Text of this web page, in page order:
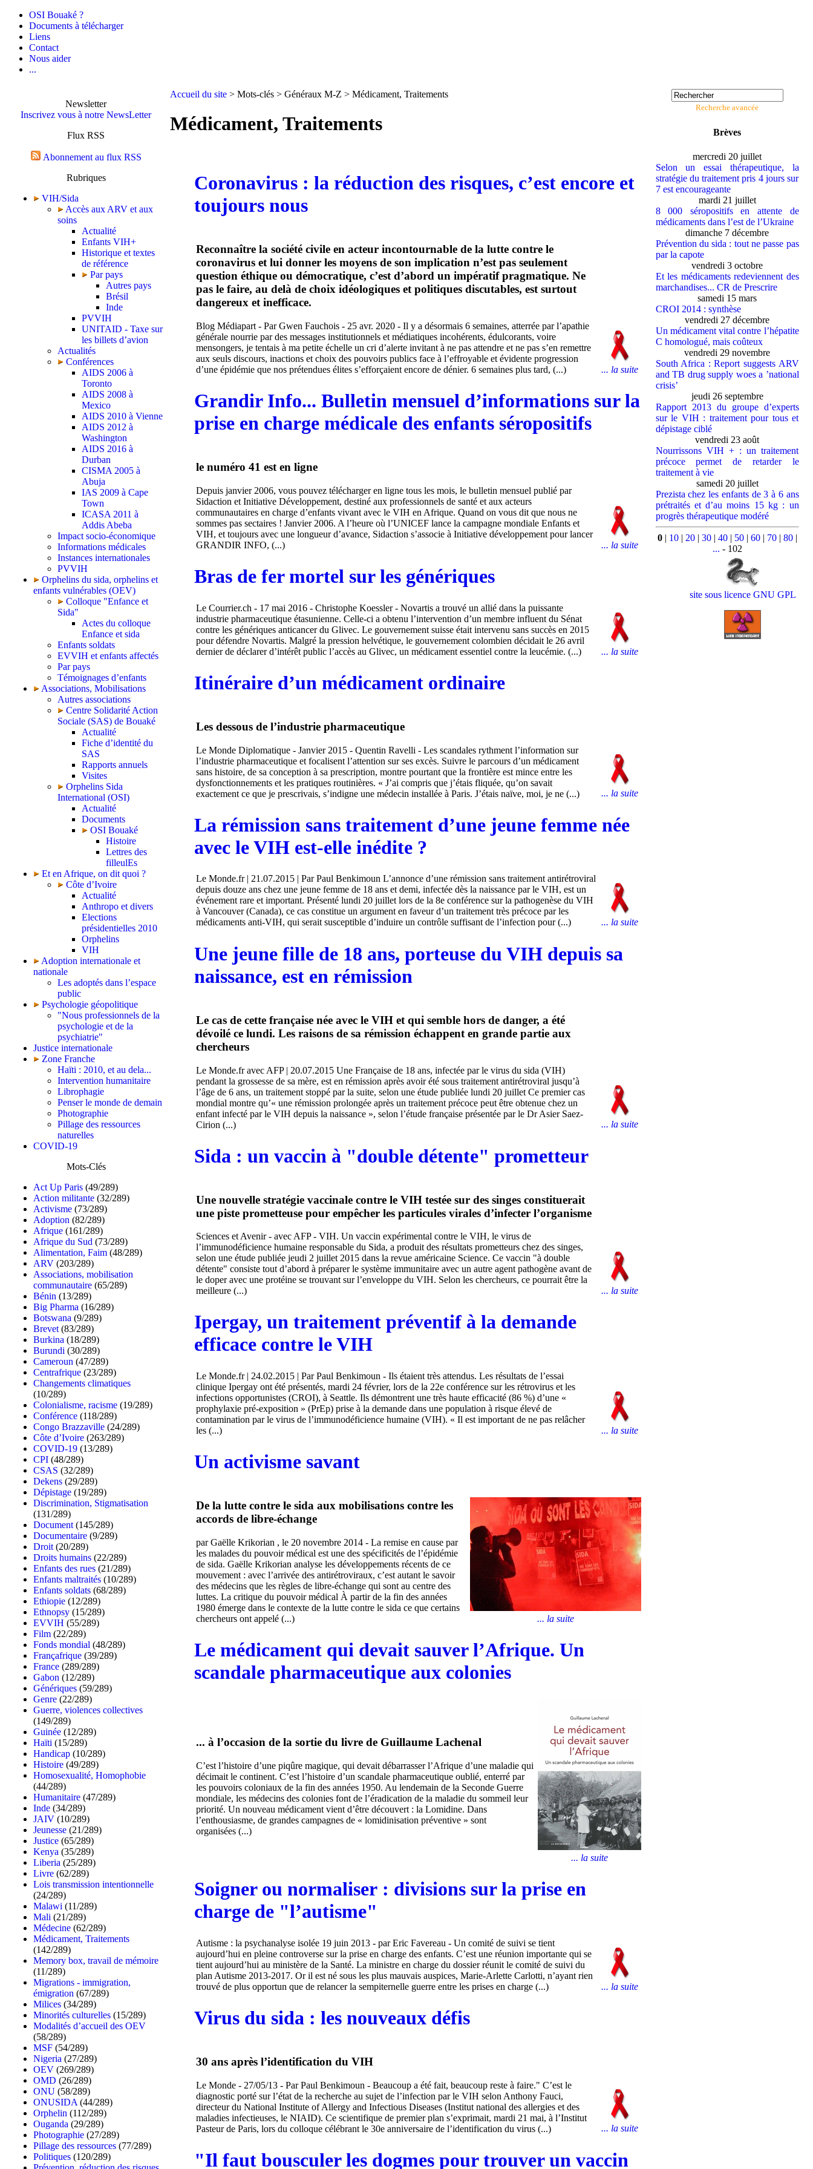
OSI Bouaké ?
Documents à télécharger
Liens
Contact
Nous aider
...
Newsletter
Inscrivez vous à notre NewsLetter
Flux RSS
Abonnement au flux RSS
Rubriques
VIH/Sida
Accès aux ARV et aux
soins
Actualité
Enfants VIH+
Historique et textes
de référence
Par pays
Autres pays
Brésil
Inde
PVVIH
UNITAID - Taxe sur
les billets d’avion
Actualités
Conférences
AIDS 2006 à
Toronto
AIDS 2008 à
Mexico
AIDS 2010 à Vienne
AIDS 2012 à
Washington
AIDS 2016 à
Durban
CISMA 2005 à
Abuja
IAS 2009 à Cape
Town
ICASA 2011 à
Addis Abeba
Impact socio-économique
Informations médicales
Instances internationales
PVVIH
Orphelins du sida, orphelins et
enfants vulnérables (OEV)
Colloque "Enfance et
Sida"
Actes du colloque
Enfance et sida
Enfants soldats
EVVIH et enfants affectés
Par pays
Témoignages d’enfants
Associations, Mobilisations
Autres associations
Centre Solidarité Action
Sociale (SAS) de Bouaké
Actualité
Fiche d’identité du
SAS
Rapports annuels
Visites
Orphelins Sida
International (OSI)
Actualité
Documents
OSI Bouaké
Histoire
Lettres des
filleulEs
Et en Afrique, on dit quoi ?
Côte d’Ivoire
Actualité
Anthropo et divers
Elections
présidentielles 2010
Orphelins
VIH
Adoption internationale et
nationale
Les adoptés dans l’espace
public
Psychologie géopolitique
"Nous professionnels de la
psychologie et de la
psychiatrie"
Justice internationale
Zone Franche
Haïti : 2010, et au dela...
Intervention humanitaire
Librophagie
Penser le monde de demain
Photographie
Pillage des ressources
naturelles
COVID-19
Mots-Clés
Act Up Paris (49/289)
Action militante (32/289)
Activisme (73/289)
Adoption (82/289)
Afrique (161/289)
Afrique du Sud (73/289)
Alimentation, Faim (48/289)
ARV (203/289)
Associations, mobilisation
communautaire (65/289)
Bénin (13/289)
Big Pharma (16/289)
Botswana (9/289)
Brevet (83/289)
Burkina (18/289)
Burundi (30/289)
Cameroun (47/289)
Centrafrique (23/289)
Changements climatiques
(10/289)
Colonialisme, racisme (19/289)
Conférence (118/289)
Congo Brazzaville (24/289)
Côte d’Ivoire (263/289)
COVID-19 (13/289)
CPI (48/289)
CSAS (32/289)
Dekens (29/289)
Dépistage (19/289)
Discrimination, Stigmatisation
(131/289)
Document (145/289)
Documentaire (9/289)
Droit (20/289)
Droits humains (22/289)
Enfants des rues (21/289)
Enfants maltraités (10/289)
Enfants soldats (68/289)
Ethiopie (12/289)
Ethnopsy (15/289)
EVVIH (55/289)
Film (22/289)
Fonds mondial (48/289)
Françafrique (39/289)
France (289/289)
Gabon (12/289)
Génériques (59/289)
Genre (22/289)
Guerre, violences collectives
(149/289)
Guinée (12/289)
Haïti (15/289)
Handicap (10/289)
Histoire (49/289)
Homosexualité, Homophobie
(44/289)
Humanitaire (47/289)
Inde (34/289)
JAIV (10/289)
Jeunesse (21/289)
Justice (65/289)
Kenya (35/289)
Liberia (25/289)
Livre (62/289)
Lois transmission intentionnelle
(24/289)
Malawi (11/289)
Mali (21/289)
Médecine (62/289)
Médicament, Traitements
(142/289)
Memory box, travail de mémoire
(11/289)
Migrations - immigration,
émigration (67/289)
Milices (34/289)
Minorités culturelles (15/289)
Modalités d’accueil des OEV
(58/289)
MSF (54/289)
Nigeria (27/289)
OEV (269/289)
OMD (26/289)
ONU (58/289)
ONUSIDA (44/289)
Orphelin (112/289)
Ouganda (29/289)
Photographie (27/289)
Pillage des ressources (77/289)
Politiques (120/289)
Accueil du site > Mots-clés > Généraux M-Z > Médicament, Traitements
Médicament, Traitements
Coronavirus : la réduction des risques, c’est encore et
toujours nous
Reconnaître la société civile en acteur incontournable de la lutte contre le
coronavirus et lui donner les moyens de son implication n’est pas seulement
question éthique ou démocratique, c’est d’abord un impératif pragmatique. Ne
pas le faire, au delà de choix idéologiques et politiques discutables, est surtout
dangereux et inefficace.
Blog Médiapart - Par Gwen Fauchois - 25 avr. 2020 - Il y a désormais 6 semaines, atterrée par l’apathie
générale nourrie par des messages institutionnels et médiatiques incohérents, édulcorants, voire
mensongers, je tentais à ma petite échelle un cri d’alerte invitant à ne pas attendre et ne pas s’en remettre
aux seuls discours, inactions et choix des pouvoirs publics face à l’effroyable et évidente progression
d’une épidémie que nos prétendues élites s’efforçaient encore de dénier. 6 semaines plus tard, (...)
... la suite
Grandir Info... Bulletin mensuel d’informations sur la
prise en charge médicale des enfants séropositifs
le numéro 41 est en ligne
Depuis janvier 2006, vous pouvez télécharger en ligne tous les mois, le bulletin mensuel publié par
Sidaction et Initiative Développement, destiné aux professionnels de santé et aux acteurs
communautaires en charge d’enfants vivant avec le VIH en Afrique. Quand on vous dit que nous ne
sommes pas sectaires ! Janvier 2006. A l’heure où l’UNICEF lance la campagne mondiale Enfants et
VIH, et toujours avec une longueur d’avance, Sidaction s’associe à Initiative développement pour lancer
GRANDIR INFO, (...)
... la suite
Bras de fer mortel sur les génériques
Le Courrier.ch - 17 mai 2016 - Christophe Koessler - Novartis a trouvé un allié dans la puissante
industrie pharmaceutique étasunienne. Celle-ci a obtenu l’intervention d’un membre influent du Sénat
contre les génériques anticancer du Glivec. Le gouvernement suisse était intervenu sans succès en 2015
pour défendre Novartis. Malgré la pression helvétique, le gouvernement colombien décidait le 26 avril
dernier de déclarer d’intérêt public l’accès au Glivec, un médicament essentiel contre la leucémie. (...)
... la suite
Itinéraire d’un médicament ordinaire
Les dessous de l’industrie pharmaceutique
Le Monde Diplomatique - Janvier 2015 - Quentin Ravelli - Les scandales rythment l’information sur
l’industrie pharmaceutique et focalisent l’attention sur ses excès. Suivre le parcours d’un médicament
sans histoire, de sa conception à sa prescription, montre pourtant que la frontière est mince entre les
dysfonctionnements et les pratiques routinières. « J’ai compris que j’étais fliquée, qu’on savait
exactement ce que je prescrivais, s’indigne une médecin installée à Paris. J’étais naïve, moi, je ne (...)
... la suite
La rémission sans traitement d’une jeune femme née
avec le VIH est-elle inédite ?
Le Monde.fr | 21.07.2015 | Par Paul Benkimoun L’annonce d’une rémission sans traitement antirétroviral
depuis douze ans chez une jeune femme de 18 ans et demi, infectée dès la naissance par le VIH, est un
événement rare et important. Présenté lundi 20 juillet lors de la 8e conférence sur la pathogenèse du VIH
à Vancouver (Canada), ce cas constitue un argument en faveur d’un traitement très précoce par les
médicaments anti-VIH, qui serait susceptible d’induire un contrôle suffisant de l’infection pour (...)
... la suite
Une jeune fille de 18 ans, porteuse du VIH depuis sa
naissance, est en rémission
Le cas de cette française née avec le VIH et qui semble hors de danger, a été
dévoilé ce lundi. Les raisons de sa rémission échappent en grande partie aux
chercheurs
Le Monde.fr avec AFP | 20.07.2015 Une Française de 18 ans, infectée par le virus du sida (VIH)
pendant la grossesse de sa mère, est en rémission après avoir été sous traitement antirétroviral jusqu’à
l’âge de 6 ans, un traitement stoppé par la suite, selon une étude publiée lundi 20 juillet Ce premier cas
mondial montre qu’« une rémission prolongée après un traitement précoce peut être obtenue chez un
enfant infecté par le VIH depuis la naissance », selon l’étude française présentée par le Dr Asier Saez-
Cirion (...)
... la suite
Sida : un vaccin à "double détente" prometteur
Une nouvelle stratégie vaccinale contre le VIH testée sur des singes constituerait
une piste prometteuse pour empêcher les particules virales d’infecter l’organisme
Sciences et Avenir - avec AFP - VIH. Un vaccin expérimental contre le VIH, le virus de
l’immunodéficience humaine responsable du Sida, a produit des résultats prometteurs chez des singes,
selon une étude publiée jeudi 2 juillet 2015 dans la revue américaine Science. Ce vaccin "à double
détente" consiste tout d’abord à préparer le système immunitaire avec un autre agent pathogène avant de
le doper avec une protéine se trouvant sur l’enveloppe du VIH. Selon les chercheurs, ce pourrait être la
meilleure (...)
... la suite
Ipergay, un traitement préventif à la demande
efficace contre le VIH
Le Monde.fr | 24.02.2015 | Par Paul Benkimoun - Ils étaient très attendus. Les résultats de l’essai
clinique Ipergay ont été présentés, mardi 24 février, lors de la 22e conférence sur les rétrovirus et les
infections opportunistes (CROI), à Seattle. Ils démontrent une très haute efficacité (86 %) d’une «
prophylaxie pré-exposition » (PrEp) prise à la demande dans une population à risque élevé de
contamination par le virus de l’immunodéficience humaine (VIH). « Il est important de ne pas relâcher
les (...)
... la suite
Un activisme savant
De la lutte contre le sida aux mobilisations contre les
accords de libre-échange
par Gaëlle Krikorian , le 20 novembre 2014 - La remise en cause par
les malades du pouvoir médical est une des spécificités de l’épidémie
de sida. Gaëlle Krikorian analyse les développements récents de ce
mouvement : avec l’arrivée des antirétroviraux, c’est autant le savoir
des médecins que les règles de libre-échange qui sont au centre des
luttes. La critique du pouvoir médical À partir de la fin des années
1980 émerge dans le contexte de la lutte contre le sida ce que certains
chercheurs ont appelé (...)
... la suite
Le médicament qui devait sauver l’Afrique. Un
scandale pharmaceutique aux colonies
... à l’occasion de la sortie du livre de Guillaume Lachenal
C’est l’histoire d’une piqûre magique, qui devait débarrasser l’Afrique d’une maladie qui
décimait le continent. C’est l’histoire d’un scandale pharmaceutique oublié, enterré par
les pouvoirs coloniaux de la fin des années 1950. Au lendemain de la Seconde Guerre
mondiale, les médecins des colonies font de l’éradication de la maladie du sommeil leur
priorité. Un nouveau médicament vient d’être découvert : la Lomidine. Dans
l’enthousiasme, de grandes campagnes de « lomidinisation préventive » sont
organisées (...)
... la suite
Soigner ou normaliser : divisions sur la prise en
charge de "l’autisme"
Autisme : la psychanalyse isolée 19 juin 2013 - par Eric Favereau - Un comité de suivi se tient
aujourd’hui en pleine controverse sur la prise en charge des enfants. C’est une réunion importante qui se
tient aujourd’hui au ministère de la Santé. La ministre en charge du dossier réunit le comité de suivi du
plan Autisme 2013-2017. Or il est né sous les plus mauvais auspices, Marie-Arlette Carlotti, n’ayant rien
trouvé de plus opportun que de relancer la sempiternelle guerre entre les prises en charge (...)
... la suite
Virus du sida : les nouveaux défis
30 ans après l’identification du VIH
Le Monde - 27/05/13 - Par Paul Benkimoun - Beaucoup a été fait, beaucoup reste à faire." C’est le
diagnostic porté sur l’état de la recherche au sujet de l’infection par le VIH selon Anthony Fauci,
directeur du National Institute of Allergy and Infectious Diseases (Institut national des allergies et des
maladies infectieuses, le NIAID). Ce scientifique de premier plan s’exprimait, mardi 21 mai, à l’Institut
Pasteur de Paris, lors du colloque célébrant le 30e anniversaire de l’identification du virus (...)
... la suite
"Il faut bousculer les dogmes pour trouver un vaccin
Recherche avancée
Brèves
mercredi 20 juillet
Selon un essai thérapeutique, la
stratégie du traitement pris 4 jours sur
7 est encourageante
mardi 21 juillet
8 000 séropositifs en attente de
médicaments dans l’est de l’Ukraine
dimanche 7 décembre
Prévention du sida : tout ne passe pas
par la capote
vendredi 3 octobre
Et les médicaments redeviennent des
marchandises... CR de Prescrire
samedi 15 mars
CROI 2014 : synthèse
vendredi 27 décembre
Un médicament vital contre l’hépatite
C homologué, mais coûteux
vendredi 29 novembre
South Africa : Report suggests ARV
and TB drug supply woes a ’national
crisis’
jeudi 26 septembre
Rapport 2013 du groupe d’experts
sur le VIH : traitement pour tous et
dépistage ciblé
vendredi 23 août
Nourrissons VIH + : un traitement
précoce permet de retarder le
traitement à vie
samedi 20 juillet
Prezista chez les enfants de 3 à 6 ans
prétraités et d’au moins 15 kg : un
progrès thérapeutique modéré
0 | 10 | 20 | 30 | 40 | 50 | 60 | 70 | 80 |
... - 102
site sous licence GNU GPL